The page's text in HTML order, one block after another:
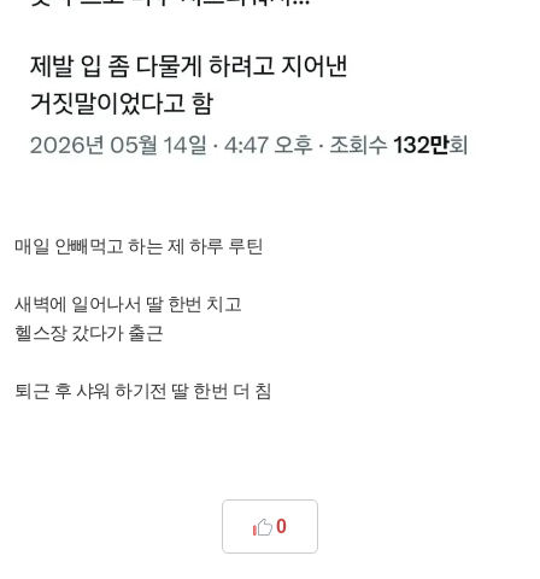
매일 안빼먹고 하는 제 하루 루틴
새벽에 일어나서 딸 한번 치고
헬스장 갔다가 출근
퇴근 후 샤워 하기전 딸 한번 더 침
0